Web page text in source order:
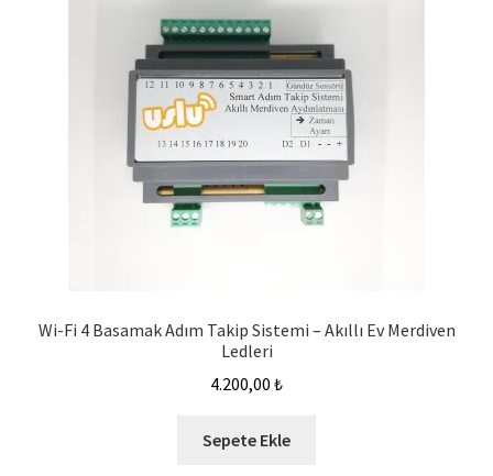
Wi-Fi 4 Basamak Adım Takip Sistemi – Akıllı Ev Merdiven
Ledleri
4.200,00 ₺
Sepete Ekle